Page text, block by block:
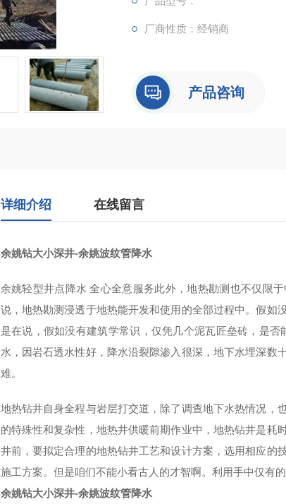
厂商性质：经销商
产品咨询
详细介绍 在线留言
余姚钻大小深井-余姚波纹管降水
余姚轻型井点降水 全心全意服务此外，地热勘测也不仅限
说，地热勘测浸透于地热能开发和使用的全部过程中。假如
是在说，假如没有建筑学常识，仅凭几个泥瓦匠垒砖，是
水，因岩石透水性好，降水沿裂隙渗入很深，地下水埋深数
难。
地热钻井自身全程与岩层打交道，除了调查地下水热情况
的特殊性和复杂性，地热井供暖前期作业中，地热钻井是
井前，要拟定合理的地热钻井工艺和设计方案，选用相应的
施工方案。但是咱们不能小看古人的才智啊。利用手中仅有
余姚钻大小深井-余姚波纹管降水